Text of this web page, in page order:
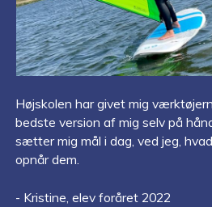
Højskolen har givet mig
bedste version af mig selv på
sætter mig mål i dag, ved jeg,
opnår dem.
- Kristine, elev foråret 2022